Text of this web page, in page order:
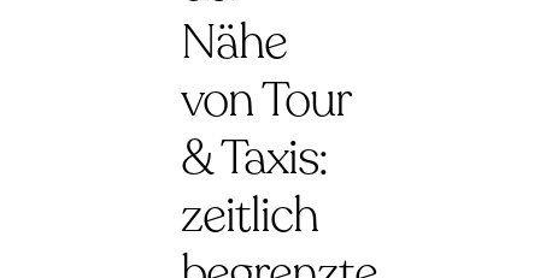
Nähe
von Tour
& Taxis:
zeitlich